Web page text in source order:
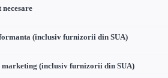
(inclusiv furnizorii din SUA)
(inclusiv furnizorii din SUA)